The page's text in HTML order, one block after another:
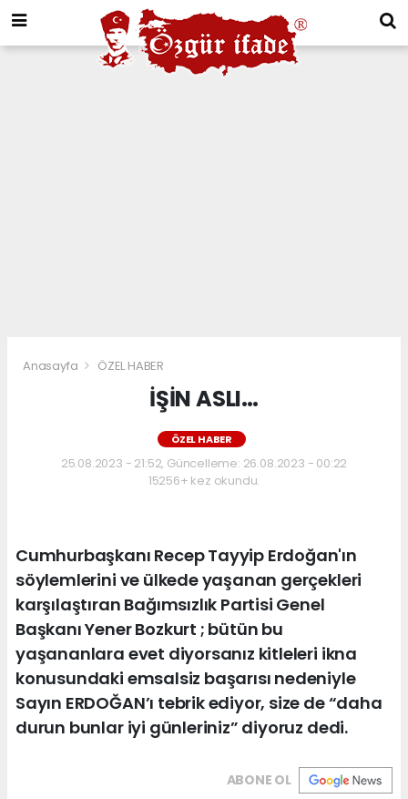
Anasayfa ÖZEL HABER
İŞİN ASLI…
ÖZEL HABER
25.08.2023 - 21:52, Güncelleme: 26.08.2023 - 00:22
15256+ kez okundu.
Cumhurbaşkanı Recep Tayyip Erdoğan'ın
söylemlerini ve ülkede yaşanan gerçekleri
karşılaştıran Bağımsızlık Partisi Genel
Başkanı Yener Bozkurt ; bütün bu
yaşananlara evet diyorsanız kitleleri ikna
konusundaki emsalsiz başarısı nedeniyle
Sayın ERDOĞAN’ı tebrik ediyor, size de “daha
durun bunlar iyi günleriniz” diyoruz dedi.
ABONE OL